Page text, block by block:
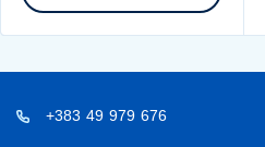
+383 49 979 676